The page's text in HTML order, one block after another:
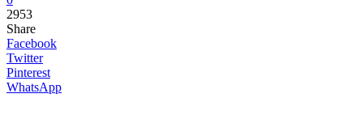
2953
Share
Facebook
Twitter
Pinterest
WhatsApp